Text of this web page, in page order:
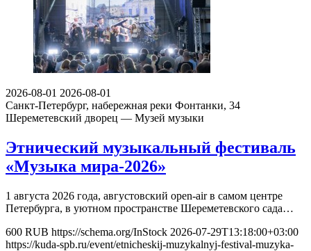
2026-08-01 2026-08-01
Санкт-Петербург, набережная реки Фонтанки, 34
Шереметевский дворец — Музей музыки
Этнический музыкальный фестиваль
«Музыка мира-2026»
1 августа 2026 года, августовский open-air в самом центре
Петербурга, в уютном пространстве Шереметевского сада…
600 RUB https://schema.org/InStock 2026-07-29T13:18:00+03:00
https://kuda-spb.ru/event/etnicheskij-muzykalnyj-festival-muzyka-